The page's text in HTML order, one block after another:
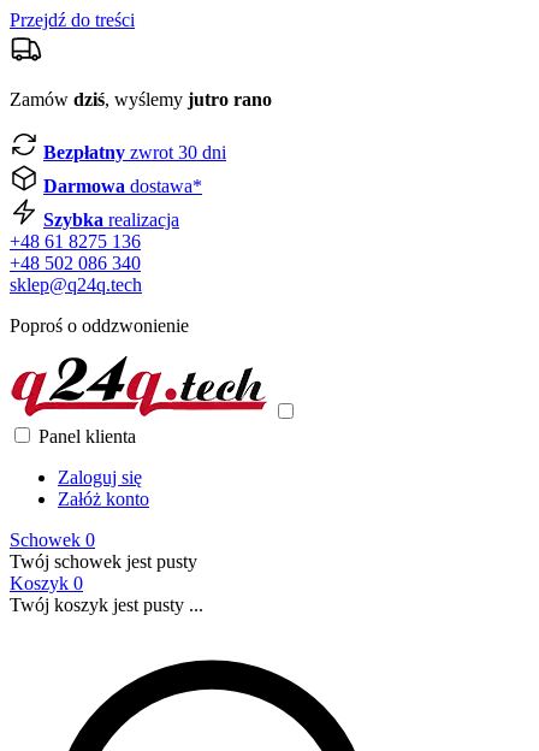
Przejdź do treści
Zamów dziś, wyślemy jutro rano
Bezpłatny zwrot 30 dni
Darmowa dostawa*
Szybka realizacja
+48 61 8275 136
+48 502 086 340
sklep@q24q.tech
Poproś o oddzwonienie
Panel klienta
Zaloguj się
Załóż konto
Schowek 0
Twój schowek jest pusty
Koszyk 0
Twój koszyk jest pusty ...